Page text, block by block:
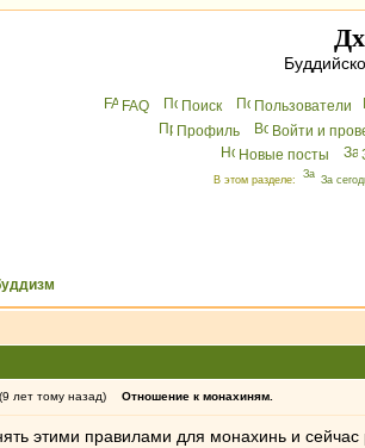
FAQ Поиск Пользователи
Профиль
Войти и
Новые посты
В этом разделе: За
лет тому назад) Отношение к монахиням.
этими правилами для монахинь и